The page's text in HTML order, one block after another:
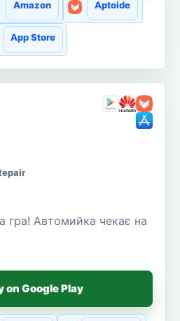
Amazon Aptoide
App Store
гра! Автомийка чекає на
on Google Play